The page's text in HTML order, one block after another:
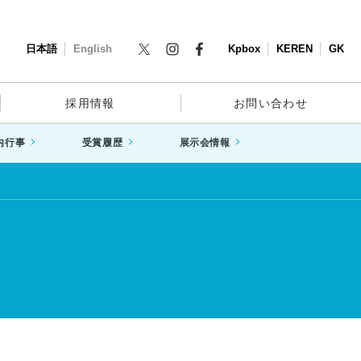
日本語 English Kpbox KEREN GK
採用情報 お問い合わせ
行事 受賞履歴 展示会情報